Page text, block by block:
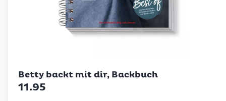
Betty backt mit dir, Backbuch
11.95